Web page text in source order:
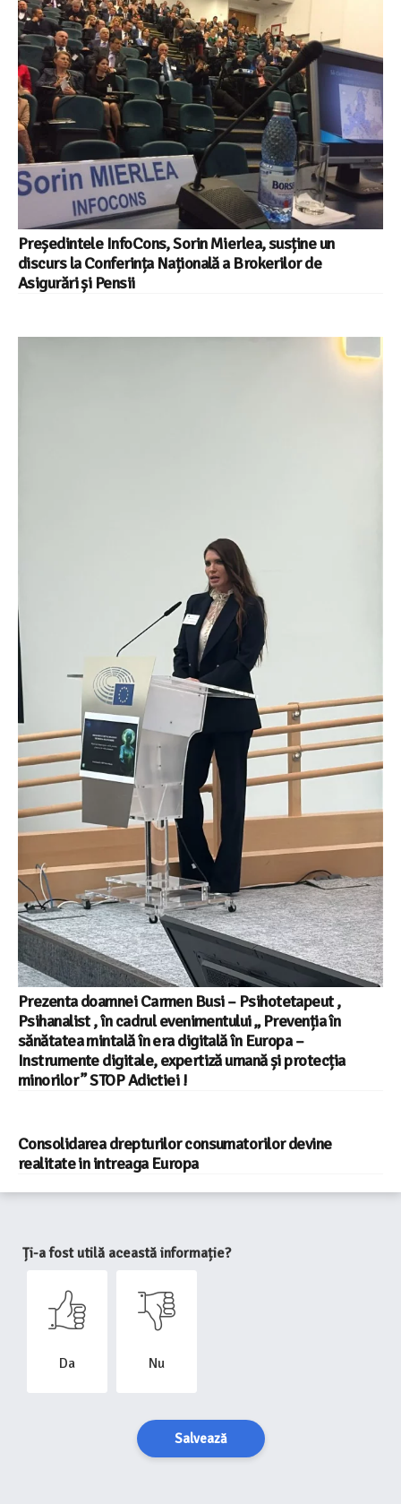
Președintele InfoCons, Sorin Mierlea, susține un
discurs la Conferința Națională a Brokerilor de
Asigurări și Pensii
Prezenta doamnei Carmen Busi – Psihotetapeut ,
Psihanalist , în cadrul evenimentului „ Prevenția în
sănătatea mintală în era digitală în Europa –
Instrumente digitale, expertiză umană și protecția
minorilor ” STOP Adictiei !
Consolidarea drepturilor consumatorilor devine
realitate in intreaga Europa
Ți-a fost utilă această informație?
Da Nu
Salvează